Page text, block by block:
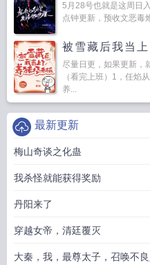
5月28号也就是这周日
点钟更新，预收文恶毒
被雪藏后我当
尽量日更，如果更新，
（看完上班）1，任焰
养...
最新更新
梅山奇谈之化蛊
我杀怪就能获得奖励
丹阳来了
穿越女帝，清廷覆灭
大秦，我，最尊太子，召唤不良